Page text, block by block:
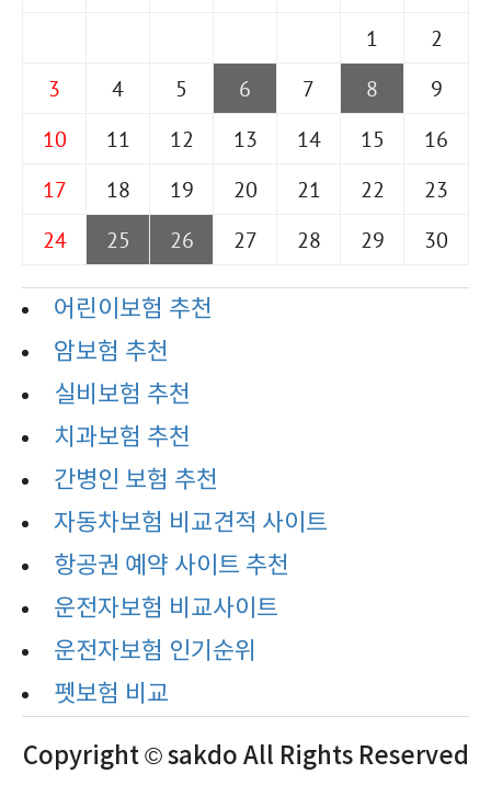
1
2
3
4 5 6 7 8
9
10
11 12 13 14 15
16
17
18 19 20 21 22
23
24
25 26 27 28 29 30
어린이보험 추천
암보험 추천
실비보험 추천
치과보험 추천
간병인 보험 추천
자동차보험 비교견적 사이트
항공권 예약 사이트 추천
운전자보험 비교사이트
운전자보험 인기순위
펫보험 비교
Copyright © sakdo All Rights Reserved